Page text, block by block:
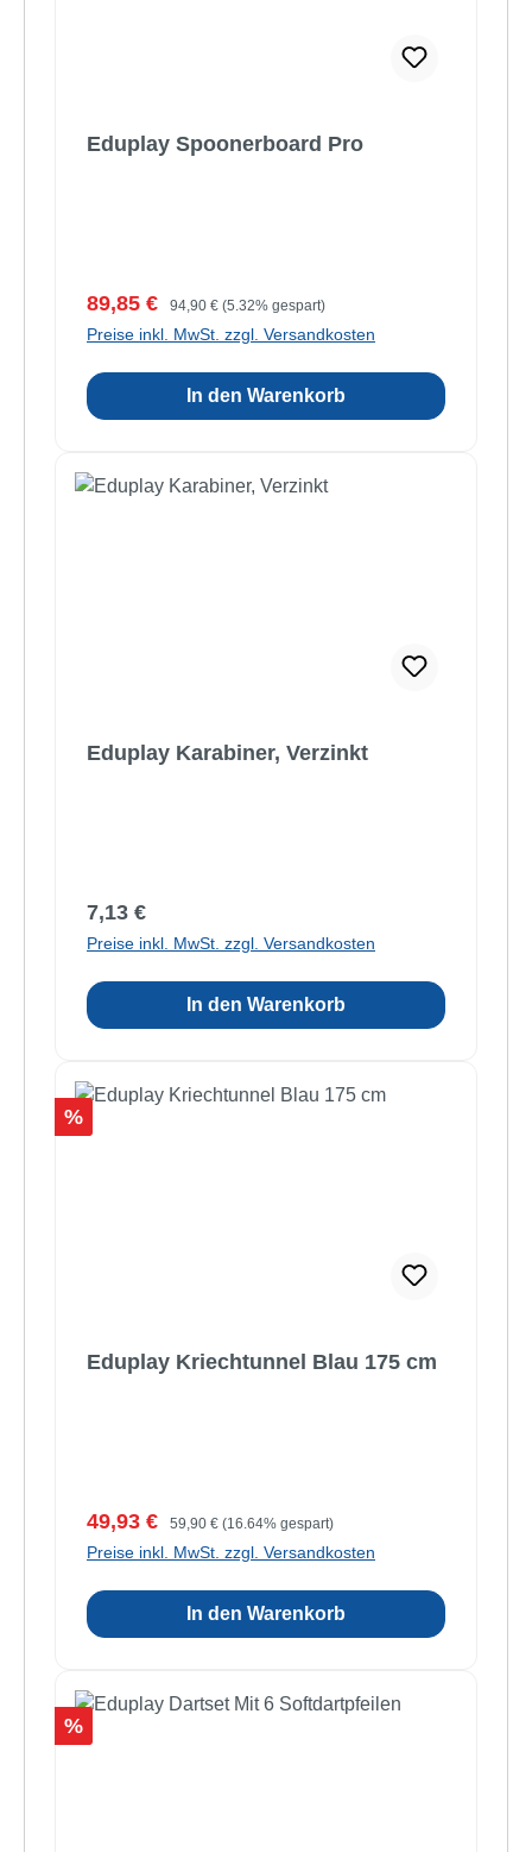
Eduplay Spoonerboard Pro
Verkaufspreis:
89,85 € Regulärer Preis:
94,90 € (5.32% gespart)
Preise inkl. MwSt. zzgl. Versandkosten
In den Warenkorb
Eduplay Karabiner, Verzinkt
Regulärer Preis:
7,13 €
Preise inkl. MwSt. zzgl. Versandkosten
In den Warenkorb
Rabatt
%
Eduplay Kriechtunnel Blau 175 cm
Verkaufspreis:
49,93 € Regulärer Preis:
59,90 € (16.64% gespart)
Preise inkl. MwSt. zzgl. Versandkosten
In den Warenkorb
Rabatt
%